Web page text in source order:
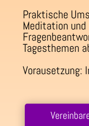
Praktische
Meditation
Tagesthemen
Vorausetzung: